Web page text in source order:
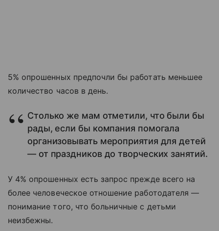
5% опрошенных предпочли бы работать меньшее
количество часов в день.
Столько же мам отметили, что были бы
рады, если бы компания помогала
организовывать мероприятия для детей
— от праздников до творческих занятий.
У 4% опрошенных есть запрос прежде всего на
более человеческое отношение работодателя —
понимание того, что больничные с детьми
неизбежны.